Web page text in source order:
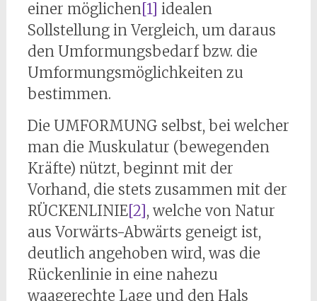
einer möglichen[1] idealen
Sollstellung in Vergleich, um daraus
den Umformungsbedarf bzw. die
Umformungsmöglichkeiten zu
bestimmen.
Die UMFORMUNG selbst, bei welcher
man die Muskulatur (bewegenden
Kräfte) nützt, beginnt mit der
Vorhand, die stets zusammen mit der
RÜCKENLINIE[2], welche von Natur
aus Vorwärts-Abwärts geneigt ist,
deutlich angehoben wird, was die
Rückenlinie in eine nahezu
waagerechte Lage und den Hals